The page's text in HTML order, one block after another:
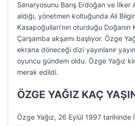
Senaryosunu Barış Erdoğan ve İlker
aldığı, yönetmen koltuğunda Ali
Kasapoğulları’nın oturduğu
Çarşamba akşamı başlıyor. Özge
ekrana döneceği dizi yayınlanır
oyuncu gündem oldu. Özge Yağız
merak edildi.
ÖZGE YAĞIZ KAÇ
Özge Yağız, 26 Eylül 1997 tarihinde